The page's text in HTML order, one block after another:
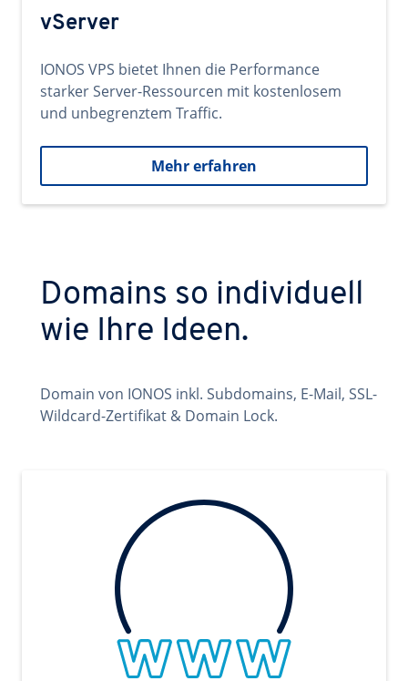
vServer
IONOS VPS bietet Ihnen die Performance
starker Server-Ressourcen mit kostenlosem
und unbegrenztem Traffic.
Mehr erfahren
Domains so individuell
wie Ihre Ideen.
Domain von IONOS inkl. Subdomains, E-Mail, SSL-
Wildcard-Zertifikat & Domain Lock.